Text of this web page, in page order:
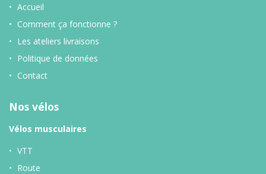
Accueil
Comment ça fonctionne ?
Les ateliers livraisons
Politique de données
Contact
Nos vélos
Vélos musculaires
VTT
Route